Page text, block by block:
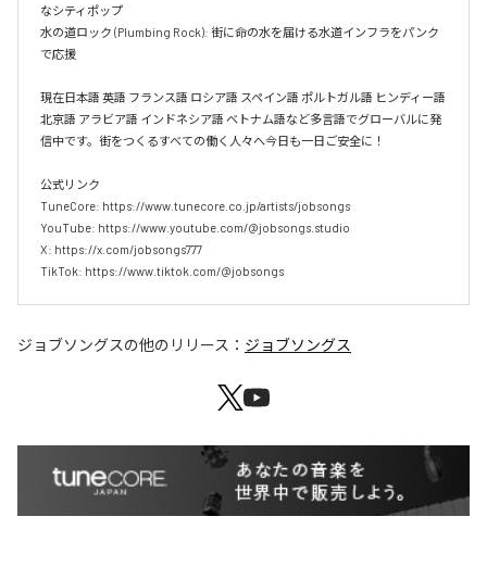
なシティポップ
水の道ロック (Plumbing Rock): 街に命の水を届ける水道インフラをパンク
で応援
現在日本語 英語 フランス語 ロシア語 スペイン語 ポルトガル語 ヒンディー語
北京語 アラビア語 インドネシア語 ベトナム語など多言語でグローバルに発
信中です。街をつくるすべての働く人々へ今日も一日ご安全に！
公式リンク
TuneCore: https://www.tunecore.co.jp/artists/jobsongs
YouTube: https://www.youtube.com/@jobsongs.studio
X: https://x.com/jobsongs777
TikTok: https://www.tiktok.com/@jobsongs
ジョブソングスの他のリリース： ジョブソングス